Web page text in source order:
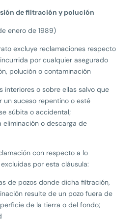
de filtración y polución
enero de 1989)
excluye reclamaciones respecto
por cualquier asegurado
polución o contaminación
interiores o sobre ellas salvo que
un suceso repentino o esté
súbita o accidental;
eliminación o descarga de
con respecto a lo
por esta cláusula:
de pozos donde dicha filtración,
resulte de un pozo fuera de
de la tierra o del fondo;